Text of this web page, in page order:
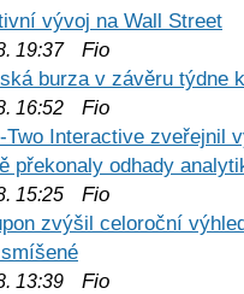
vývoj na Wall Street
19:37Fio
burza v závěru týdne
16:52 Fio
Two Interactive zveřejnil
překonaly odhady
15:25 Fio
zvýšil celoroční
13:39 Fio